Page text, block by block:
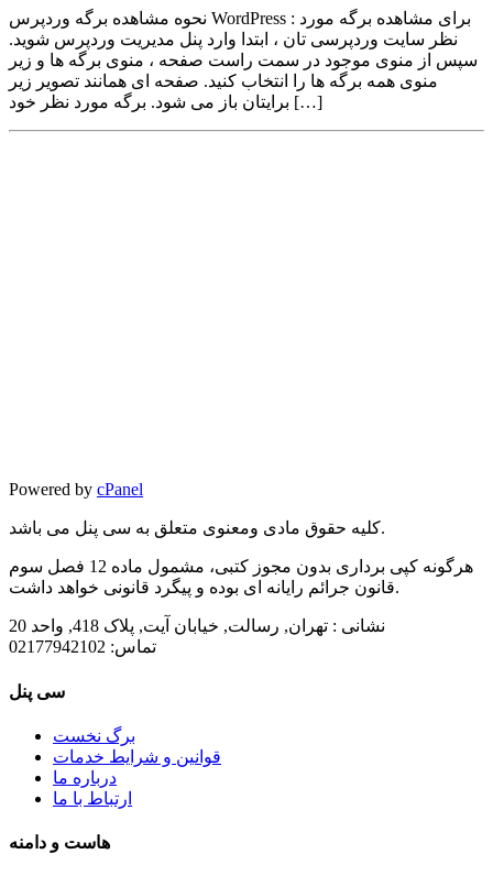
نحوه مشاهده برگه وردپرس WordPress : برای مشاهده برگه مورد
نظر سایت وردپرسی تان ، ابتدا وارد پنل مدیریت وردپرس شوید.
سپس از منوی موجود در سمت راست صفحه ، منوی برگه ها و زیر
منوی همه برگه ها را انتخاب کنید. صفحه ای همانند تصویر زیر
برایتان باز می شود. برگه مورد نظر خود […]
Powered by cPanel
کلیه حقوق مادی ومعنوی متعلق به سی پنل می باشد.
هرگونه کپی برداری بدون مجوز کتبی، مشمول ماده 12 فصل سوم
قانون جرائم رایانه ای بوده و پیگرد قانونی خواهد داشت.
نشانی : تهران, رسالت, خیابان آیت, پلاک 418, واحد 20
تماس:
سی پنل
برگ نخست
قوانین و شرایط خدمات
درباره ما
ارتباط با ما
هاست و دامنه